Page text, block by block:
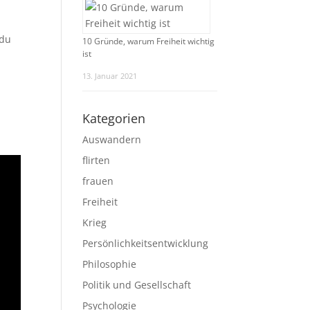
10 Gründe, warum Freiheit wichtig
ist
13. Januar 2021
Kategorien
Auswandern
flirten
frauen
Freiheit
Krieg
Persönlichkeitsentwicklung
Philosophie
Politik und Gesellschaft
Psychologie